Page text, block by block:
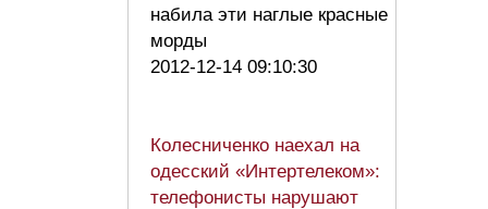
набила эти наглые красные
морды
2012-12-14 09:10:30
Колесниченко наехал на
одесский «Интертелеком»:
телефонисты нарушают